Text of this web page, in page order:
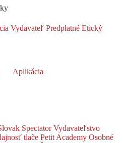
Vydavateľ Predplatné Etický
Aplikácia
SpectatorVydavateľstvo
tlače Petit Academy Osobné